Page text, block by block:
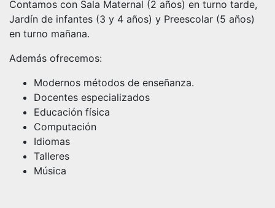
Contamos con Sala Maternal (2 años) en turno tarde,
Jardín de infantes (3 y 4 años) y Preescolar (5 años)
en turno mañana.
Además ofrecemos:
Modernos métodos de enseñanza.
Docentes especializados
Educación física
Computación
Idiomas
Talleres
Música